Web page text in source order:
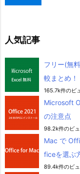
人気記事
フリー(無
較まとめ！
165.7k件のビ
Microsoft
の注意点
98.2k件のビ
Mac で
ficeを選ぶ
89.4k件のビ